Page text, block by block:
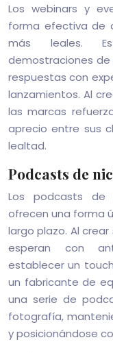
Los webinars y
forma efectiva de
más leales.
demostraciones de
respuestas con
lanzamientos. Al
las marcas
aprecio entre sus
lealtad.
Podcasts de
Los podcasts de
ofrecen una forma
largo plazo. Al
esperan con
establecer un
un fabricante de
una serie de
fotografía,
y posicionándose